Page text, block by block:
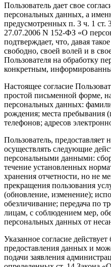
Пользователь дает свое
персональных данных, а
предусмотренных п. 3 ч. 1 ст.
27.07.2006 N 152-ФЗ «О
подтверждает, что, давая
свободно, своей волей и в
Пользователя на обработку
конкретным,
Настоящее согласие
простой письменной форме,
персональных данных:
рождения; места пребывания
телефонов; адресов
Пользователь, предоставляет
осуществлять следующие
персональными данными:
течение установленных
хранения отчетности, но не
прекращения пользования
(обновление, изменение);
обезличивание; передача по
лицам, с соблюдением мер,
персональных данных от
Указанное согласие
предоставления данных и
подачи заявления